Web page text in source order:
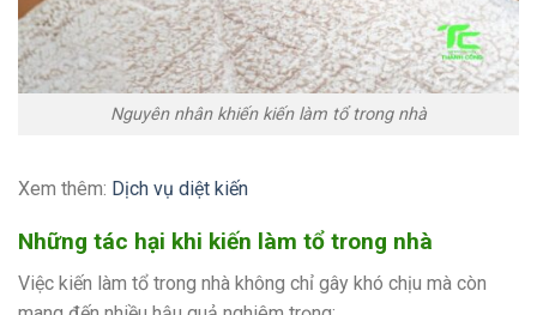
Nguyên nhân khiến kiến làm tổ trong nhà
Xem thêm: Dịch vụ diệt kiến
Những tác hại khi kiến làm tổ trong nhà
Việc kiến làm tổ trong nhà không chỉ gây khó chịu mà còn